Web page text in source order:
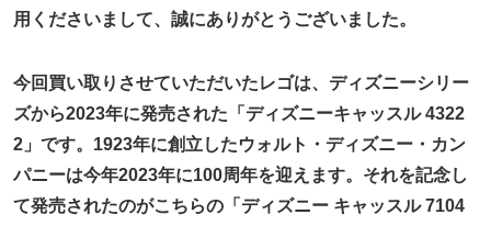
用くださいまして、誠にありがとうございました。
今回買い取りさせていただいたレゴは、ディズニーシリー
ズから2023年に発売された「ディズニーキャッスル 4322
2」です。1923年に創立したウォルト・ディズニー・カン
パニーは今年2023年に100周年を迎えます。それを記念し
て発売されたのがこちらの「ディズニー キャッスル 7104